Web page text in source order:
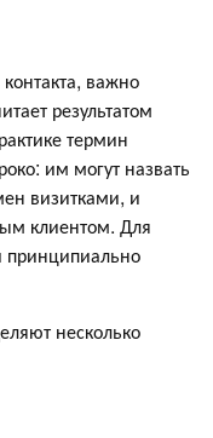
важно
результатом
термин
им могут назвать
визитками, и
клиентом. Для
принципиально
несколько